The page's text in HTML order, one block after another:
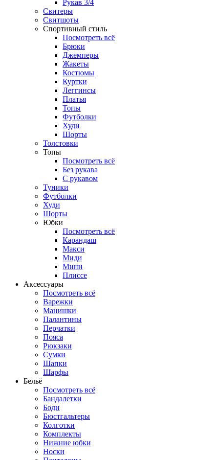
Рукав 3/4
Свитеры
Свитшоты
Спортивный стиль
Посмотреть всё
Брюки
Джемперы
Жакеты
Костюмы
Куртки
Леггинсы
Платья
Топы
Футболки
Худи
Шорты
Толстовки
Топы
Посмотреть всё
Без рукава
С рукавом
Туники
Футболки
Худи
Шорты
Юбки
Посмотреть всё
Карандаш
Макси
Миди
Мини
Плиссе
Аксессуары
Посмотреть всё
Варежки
Манишки
Палантины
Перчатки
Пояса
Рюкзаки
Сумки
Шапки
Шарфы
Бельё
Посмотреть всё
Бандалетки
Боди
Бюстгальтеры
Колготки
Комплекты
Нижние юбки
Носки